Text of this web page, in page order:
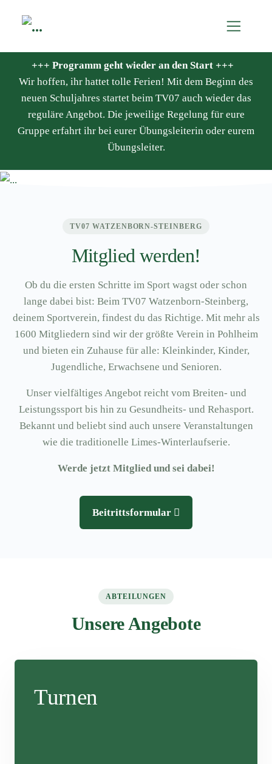
+++ Programm geht wieder an den Start +++
Wir hoffen, ihr hattet tolle Ferien! Mit dem Beginn des
neuen Schuljahres startet beim TV07 auch wieder das
reguläre Angebot. Die jeweilige Regelung für eure
Gruppe erfahrt ihr bei eurer Übungsleiterin oder eurem
Übungsleiter.
TV07 WATZENBORN-STEINBERG
Mitglied werden!
Ob du die ersten Schritte im Sport wagst oder schon
lange dabei bist: Beim TV07 Watzenborn-Steinberg,
deinem Sportverein, findest du das Richtige. Mit mehr als
1600 Mitgliedern sind wir der größte Verein in Pohlheim
und bieten ein Zuhause für alle: Kleinkinder, Kinder,
Jugendliche, Erwachsene und Senioren.
Unser vielfältiges Angebot reicht vom Breiten- und
Leistungssport bis hin zu Gesundheits- und Rehasport.
Bekannt und beliebt sind auch unsere Veranstaltungen
wie die traditionelle Limes-Winterlaufserie.
Werde jetzt Mitglied und sei dabei!
Beitrittsformular
ABTEILUNGEN
Unsere Angebote
Turnen